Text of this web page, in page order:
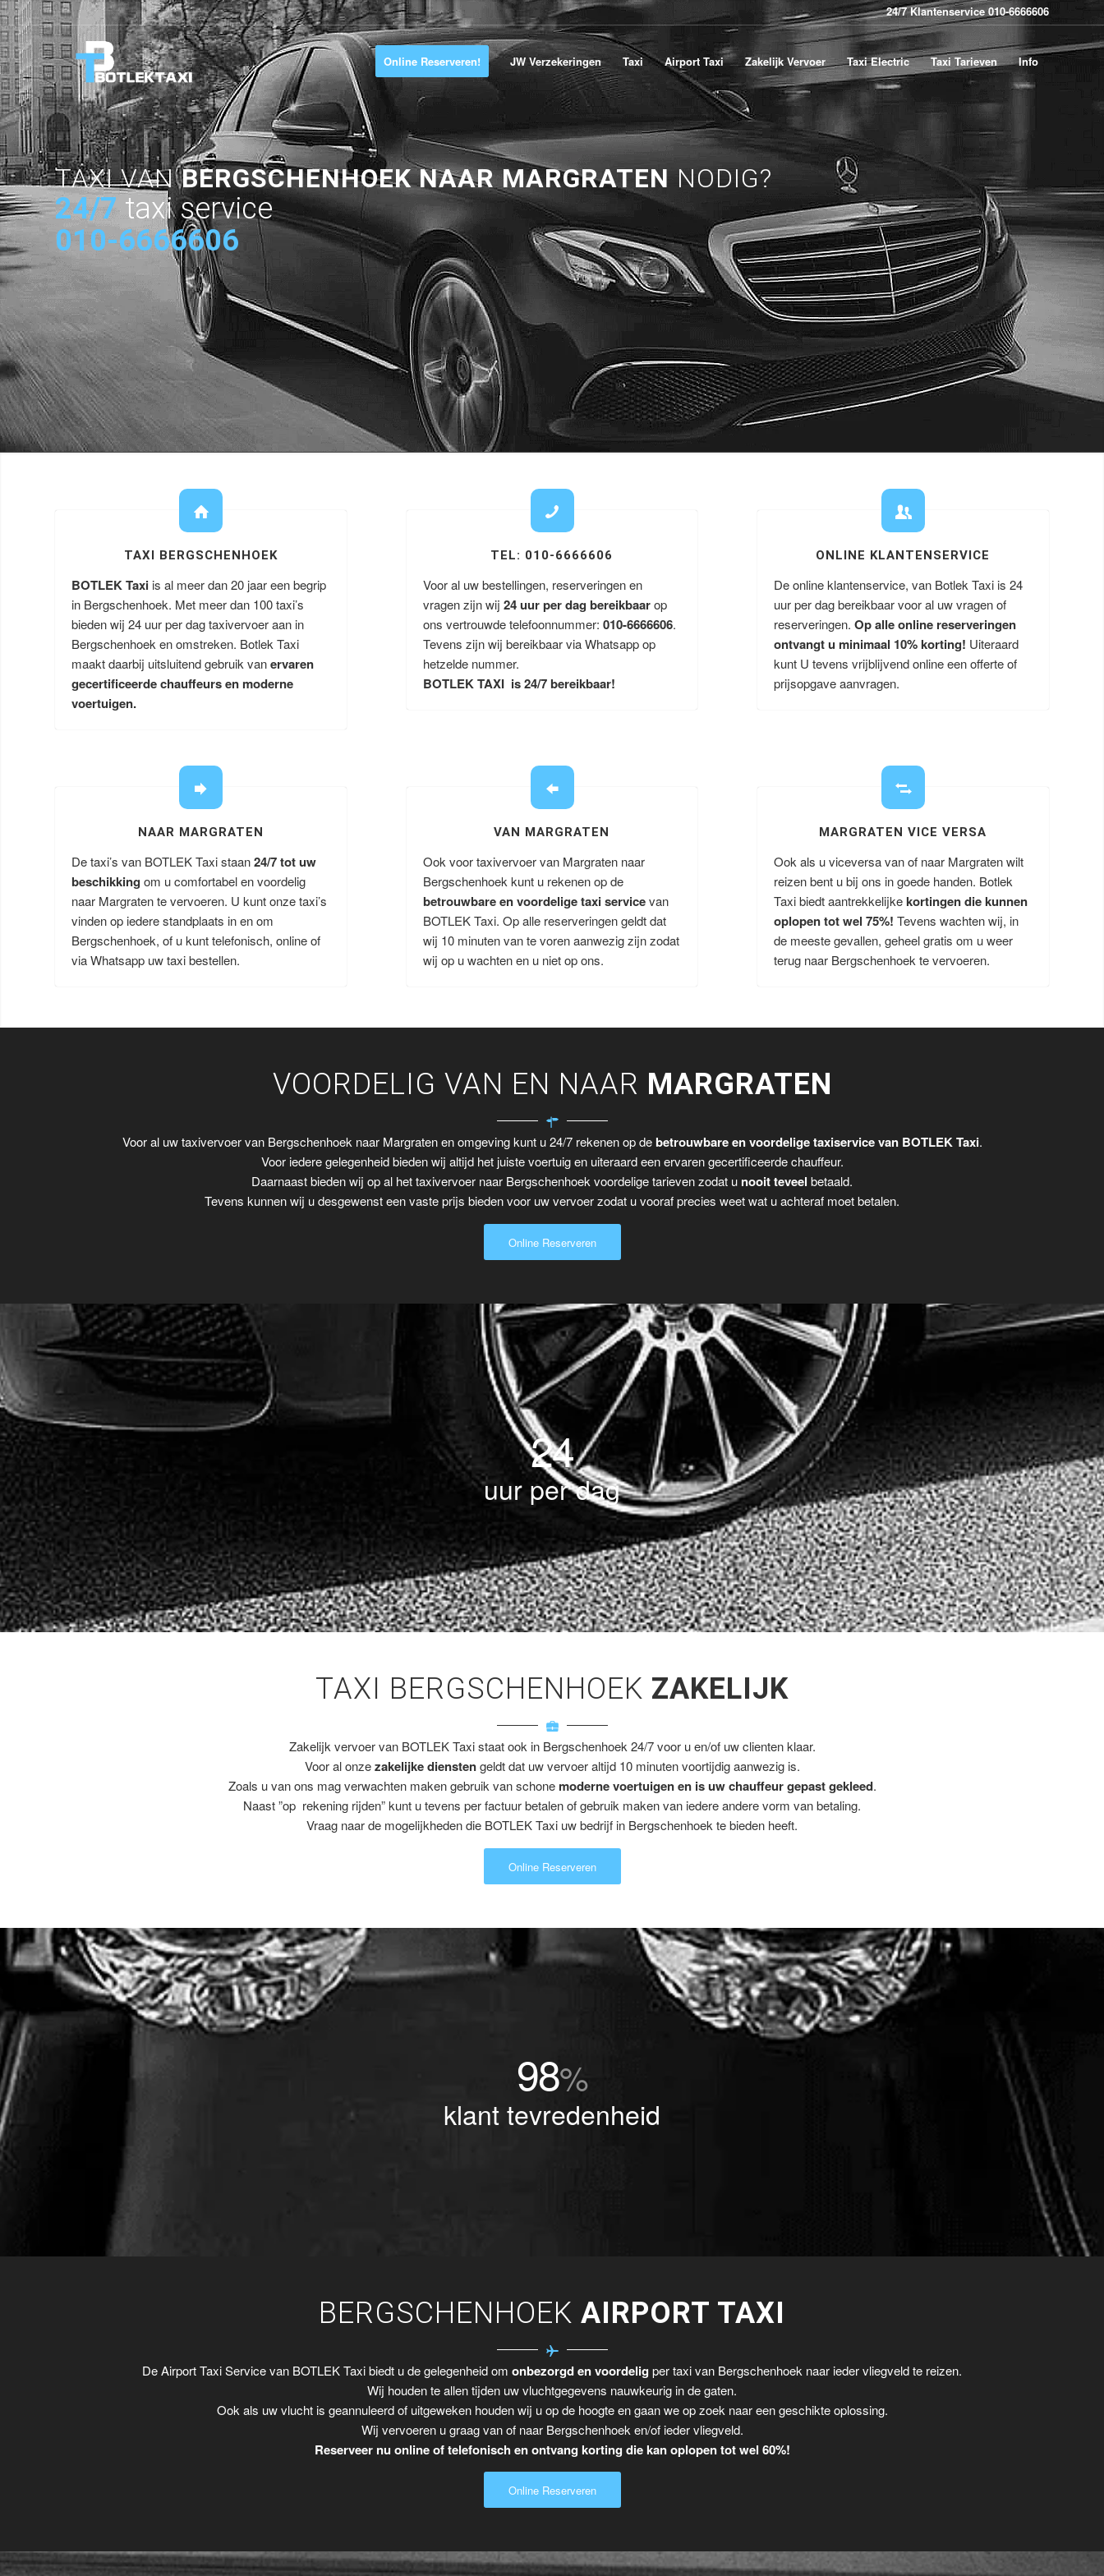
24/7 Klantenservice 010-6666606
Online Reserveren! JW Verzekeringen Taxi Airport Taxi Zakelijk Vervoer Taxi Electric Taxi Tarieven Info
TAXI VANBERGSCHENHOEK NAAR MARGRATEN NODIG?
24/7 taxi service
010-6666606
TAXI BERGSCHENHOEK
BOTLEK Taxi is al meer dan 20 jaar een begrip
in Bergschenhoek. Met meer dan 100 taxi’s
bieden wij 24 uur per dag taxivervoer aan in
Bergschenhoek en omstreken. Botlek Taxi
maakt daarbij uitsluitend gebruik vanervaren
gecertificeerde chauffeurs en moderne
voertuigen.
TEL: 010-6666606
Voor al uw bestellingen, reserveringen en
vragen zijn wij 24 uur per dag bereikbaarop
ons vertrouwde telefoonnummer: 010-6666606.
Tevens zijn wij bereikbaar via Whatsapp op
hetzelde nummer.
BOTLEK TAXI is 24/7 bereikbaar!
ONLINE KLANTENSERVICE
De online klantenservice, van Botlek Taxi is 24
uur per dag bereikbaar voor al uw vragen of
reserveringen.Op alle online reserveringen
ontvangt u minimaal 10% korting! Uiteraard
kunt U tevens vrijblijvend online een offerte of
prijsopgave aanvragen.
NAAR MARGRATEN
De taxi’s van BOTLEK Taxi staan24/7 tot uw
beschikking om u comfortabel en voordelig
naar Margraten te vervoeren. U kunt onze taxi’s
vinden op iedere standplaats in en om
Bergschenhoek, of u kunt telefonisch, online of
via Whatsapp uw taxi bestellen.
VAN MARGRATEN
Ook voor taxivervoer van Margraten naar
Bergschenhoek kunt u rekenen op de
betrouwbare en voordelige taxi servicevan
BOTLEK Taxi. Op alle reserveringen geldt dat
wij 10 minuten van te voren aanwezig zijn zodat
wij op u wachten en u niet op ons.
MARGRATEN VICE VERSA
Ook als u viceversa van of naar Margraten wilt
reizen bent u bij ons in goede handen. Botlek
Taxi biedt aantrekkelijkekortingen die kunnen
oplopen tot wel 75%!Tevens wachten wij, in
de meeste gevallen, geheel gratis om u weer
terug naar Bergschenhoek te vervoeren.
VOORDELIG VAN EN NAAR MARGRATEN
Voor al uw taxivervoer van Bergschenhoek naar Margraten en omgeving kunt u 24/7 rekenen op debetrouwbare en voordelige taxiservice van BOTLEK Taxi.
Voor iedere gelegenheid bieden wij altijd het juiste voertuig en uiteraard een ervaren gecertificeerde chauffeur.
Daarnaast bieden wij op al het taxivervoer naar Bergschenhoek voordelige tarieven zodat u nooit teveel betaald.
Tevens kunnen wij u desgewenst een vaste prijs bieden voor uw vervoer zodat u vooraf precies weet wat u achteraf moet betalen.
Online Reserveren
24
uur per dag
TAXI BERGSCHENHOEK ZAKELIJK
Zakelijk vervoer van BOTLEK Taxi staat ook in Bergschenhoek 24/7 voor u en/of uw clienten klaar.
Voor al onzezakelijke dienstengeldt dat uw vervoer altijd 10 minuten voortijdig aanwezig is.
Zoals u van ons mag verwachten maken gebruik van schone moderne voertuigen en is uw chauffeur gepast gekleed.
Naast ”op rekening rijden” kunt u tevens per factuur betalen of gebruik maken van iedere andere vorm van betaling.
Vraag naar de mogelijkheden die BOTLEK Taxi uw bedrijf in Bergschenhoek te bieden heeft.
Online Reserveren
98%
klant tevredenheid
BERGSCHENHOEK AIRPORT TAXI
De Airport Taxi Service van BOTLEK Taxi biedt u de gelegenheid om onbezorgd en voordelig per taxi van Bergschenhoek naar ieder vliegveld te reizen.
Wij houden te allen tijden uw vluchtgegevens nauwkeurig in de gaten.
Ook als uw vlucht is geannuleerd of uitgeweken houden wij u op de hoogte en gaan we op zoek naar een geschikte oplossing.
Wij vervoeren u graag van of naar Bergschenhoek en/of ieder vliegveld.
Reserveer nu online of telefonisch en ontvang korting die kan oplopen tot wel 60%!
Online Reserveren